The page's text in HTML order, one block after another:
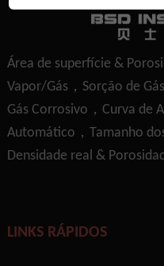
Área de superfície &
Vapor/Gás，Sorção de
Gás Corrosivo，Curva de
Automático，Tamanho
Densidade real &
LINKS RÁPIDOS